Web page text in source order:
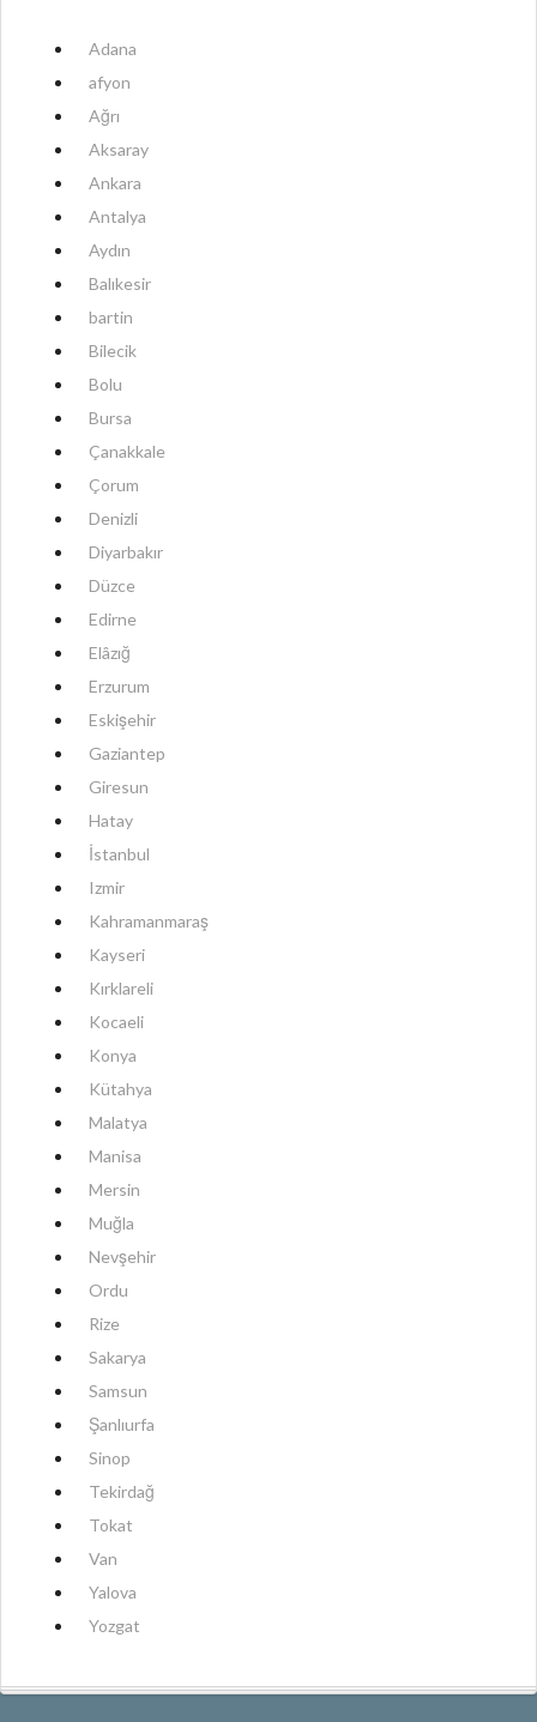
Adana
afyon
Ağrı
Aksaray
Ankara
Antalya
Aydın
Balıkesir
bartin
Bilecik
Bolu
Bursa
Çanakkale
Çorum
Denizli
Diyarbakır
Düzce
Edirne
Elâzığ
Erzurum
Eskişehir
Gaziantep
Giresun
Hatay
İstanbul
Izmir
Kahramanmaraş
Kayseri
Kırklareli
Kocaeli
Konya
Kütahya
Malatya
Manisa
Mersin
Muğla
Nevşehir
Ordu
Rize
Sakarya
Samsun
Şanlıurfa
Sinop
Tekirdağ
Tokat
Van
Yalova
Yozgat